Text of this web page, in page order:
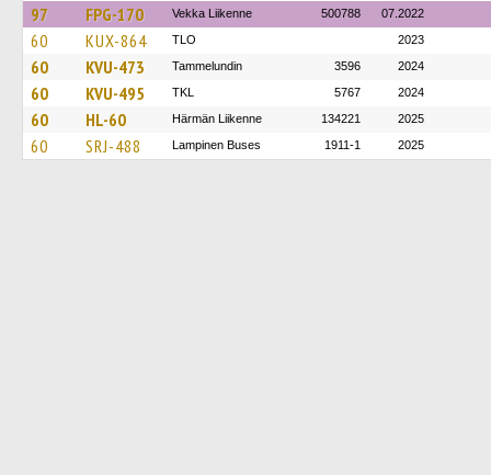
97 FPG-170 Vekka Liikenne 500788 07.2022
60 KUX-864 TLO 2023
60 KVU-473 Tammelundin 3596 2024
60 KVU-495 TKL 5767 2024
60 HL-60 Härmän Liikenne 134221 2025
60 SRJ-488 Lampinen Buses 1911-1 2025